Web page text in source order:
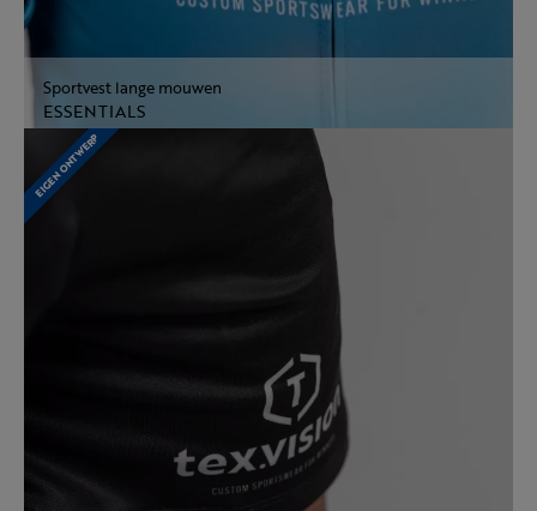
Sportvest lange mouwen
ESSENTIALS
EIGEN ONTWERP